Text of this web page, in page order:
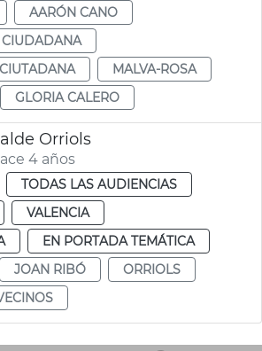
AARÓN CANO
MALVA-ROSA
GLORIA CALERO
Orriols
4 años
TODAS LAS AUDIENCIAS
VALENCIA
EN PORTADA TEMÁTICA
JOAN RIBÓ
ORRIOLS